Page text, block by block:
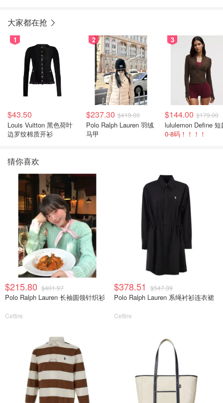
大家都在抢
1
$43.50
Louis Vuitton 黑色荷叶
边罗纹棉质开衫
2
$237.30 $419.00
Polo Ralph Lauren 羽绒
马甲
3
$144.00 $179.00
0-8码！！！！
猜你喜欢
$215.80 $401.97
Polo Ralph Lauren 长袖圆领针织衫
Cettire
$378.51 $547.39
Polo Ralph Lauren 系绳衬衫连衣裙
Cettire